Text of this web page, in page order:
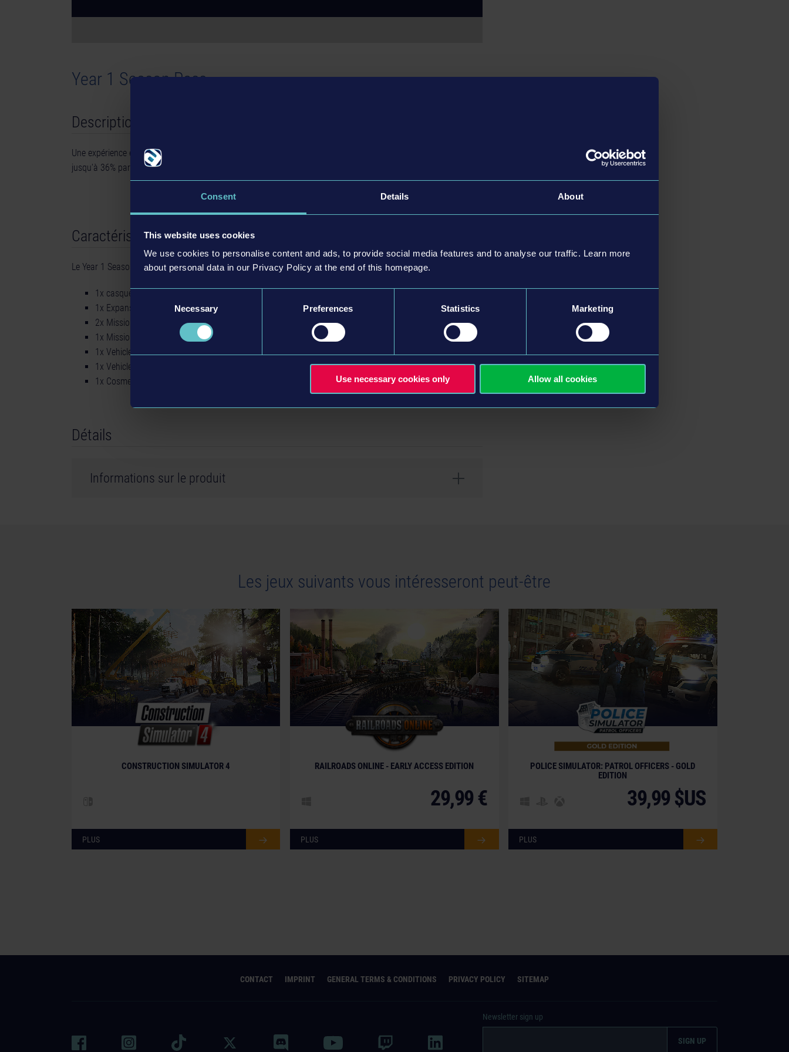
Consent Details About
This website uses cookies
We use cookies to personalise content and ads, to provide social media features and to analyse our traffic. Learn more
about personal data in our Privacy Policy at the end of this homepage.
Consent
Selection
Necessary Preferences Statistics Marketing
Use necessary cookies only Allow all cookies
Year 1 Season Pass
Description
Une expérience encore plus intense avec le Year 1 Season Pass de Firefighting Simulator: Ignite ! Économisez
jusqu'à 36% par rapport à un achat individuel. Le contenu supplémentaire sera disponible en 2025 et en 2026.
Caractéristiques
Le Year 1 Season Pass comprend :
1x casque de pompier exclusif au Season Pass
1x Expansion Pack
2x Mission DLC
1x Mission Pack
1x Vehicle Pack
1x Vehicle Skin Pack
1x Cosmetic Pack
Détails
Informations sur le produit
Les jeux suivants vous intéresseront peut-être
CONSTRUCTION SIMULATOR 4
PLUS
© [Translate to French:]
RAILROADS ONLINE - EARLY ACCESS EDITION
29,99 €
PLUS
POLICE SIMULATOR: PATROL OFFICERS - GOLD
EDITION
39,99 $US
PLUS
CONTACT IMPRINT GENERAL TERMS & CONDITIONS PRIVACY POLICY SITEMAP
Newsletter sign up